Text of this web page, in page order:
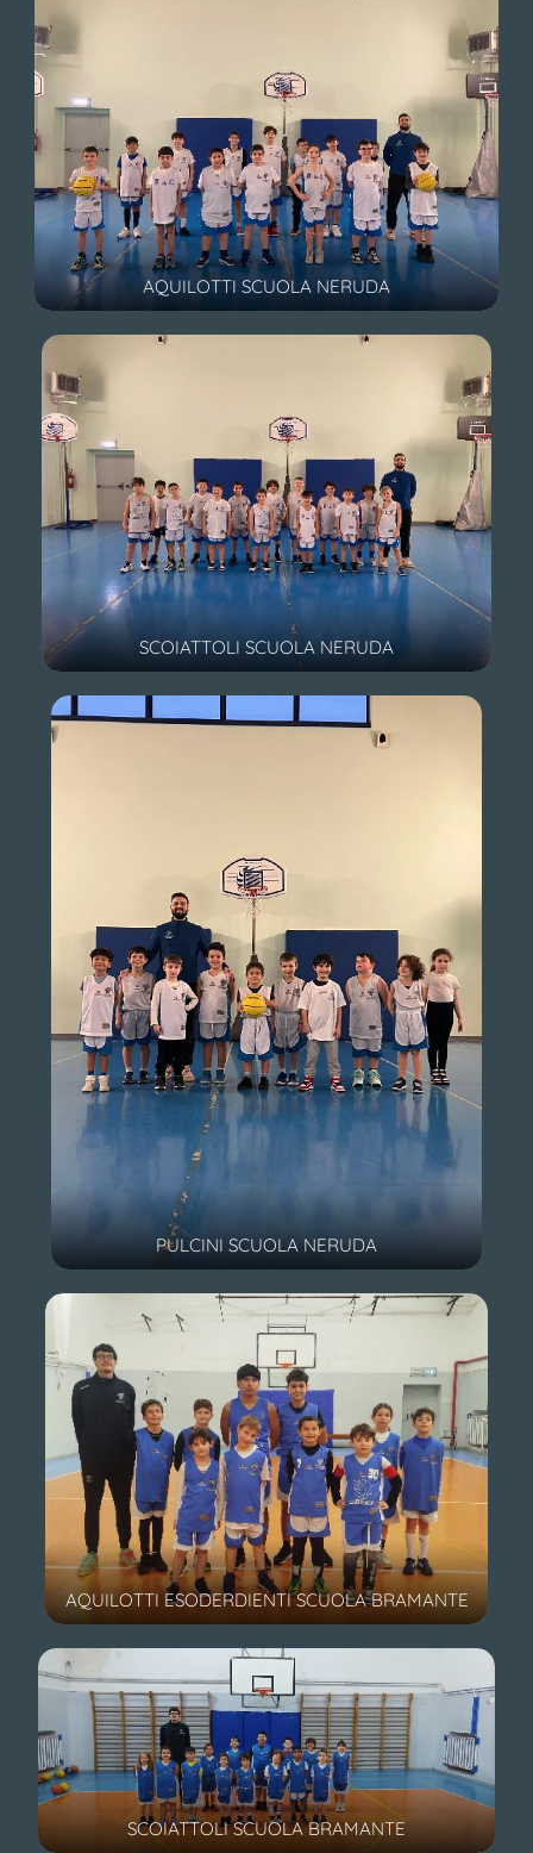
AQUILOTTI SCUOLA NERUDA
SCOIATTOLI SCUOLA NERUDA
PULCINI SCUOLA NERUDA
AQUILOTTI ESODERDIENTI SCUOLA BRAMANTE
SCOIATTOLI SCUOLA BRAMANTE